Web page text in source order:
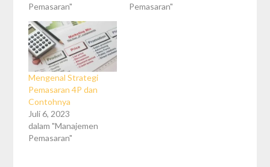
Pemasaran"
Pemasaran"
Mengenal Strategi
Pemasaran 4P dan
Contohnya
Juli 6, 2023
dalam "Manajemen
Pemasaran"